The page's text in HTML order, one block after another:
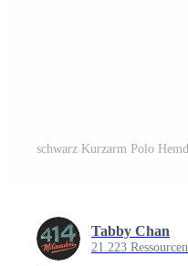
Tabby Chan
21.223 Ressourcen